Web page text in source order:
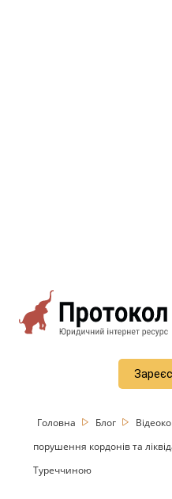
Головна Блог
порушення кордонів та
Туреччиною